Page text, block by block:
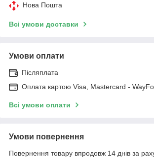
Нова Пошта
Всі умови доставки
Умови оплати
Післяплата
Оплата картою Visa, Mastercard -
Всі умови оплати
Умови повернення
Повернення товару впродовж 14 днів за